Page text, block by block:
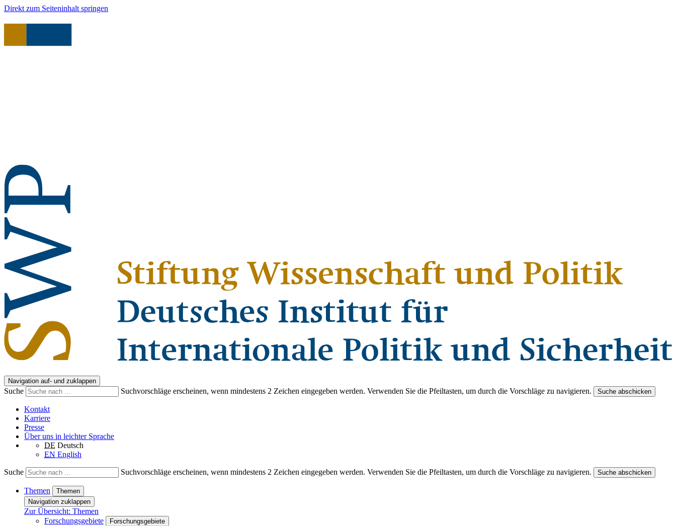
Direkt zum Seiteninhalt springen
Navigation auf- und zuklappen
Suche Suchvorschläge erscheinen, wenn mindestens 2 Zeichen eingegeben werden. Verwenden Sie die Pfeiltasten, um durch die Vorschläge zu navigieren. Suche abschicken
Kontakt
Karriere
Presse
Über uns in leichter Sprache
DE Deutsch
EN English
Suche Suchvorschläge erscheinen, wenn mindestens 2 Zeichen eingegeben werden. Verwenden Sie die Pfeiltasten, um durch die Vorschläge zu navigieren. Suche abschicken
Themen
Themen
Navigation zuklappen
Zur Übersicht: Themen
Forschungsgebiete
Forschungsgebiete